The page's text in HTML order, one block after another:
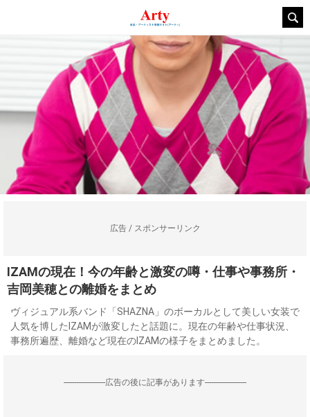
広告 / スポンサーリンク
IZAMの現在！今の年齢と激変の噂・仕事や事務所・
吉岡美穂との離婚をまとめ
ヴィジュアル系バンド「SHAZNA」のボーカルとして美しい女装で
人気を博したIZAMが激変したと話題に。現在の年齢や仕事状況、
事務所遍歴、離婚など現在のIZAMの様子をまとめました。
--------------------広告の後に記事があります--------------------